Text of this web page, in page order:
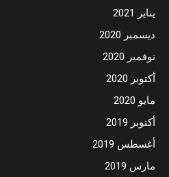
يناير 2021
ديسمبر 2020
نوفمبر 2020
أكتوبر 2020
مايو 2020
أكتوبر 2019
أغسطس 2019
مارس 2019